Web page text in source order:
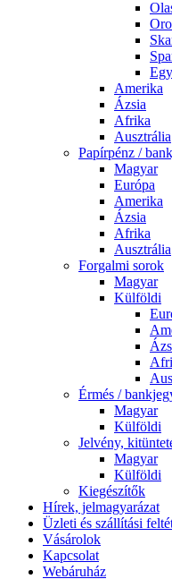
Amerika
Ázsia
Afrika
Ausztrália
Papírpénz /
Magyar
Európa
Amerika
Ázsia
Afrika
Ausztrália
Forgalmi sorok
Magyar
Külföldi
Érmés /
Magyar
Külföldi
Jelvény,
Magyar
Külföldi
Kiegészítők
Hírek, jelmagyarázat
Üzleti és szállítási
Vásárolok
Kapcsolat
Webáruház